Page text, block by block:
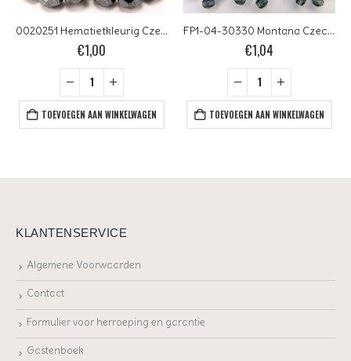
0020251 Hematietkleurig Czech Glass Facet Firepolish 6 mm 25 stuks
€1,00
TOEVOEGEN AAN WINKELWAGEN
FP1-04-30330 Montana Czech Glass Facet Firepolish 4mm 50 stuks
€1,04
TOEVOEGEN AAN WINKELWAGEN
KLANTENSERVICE
Algemene Voorwaarden
Contact
Formulier voor herroeping en garantie
Gastenboek